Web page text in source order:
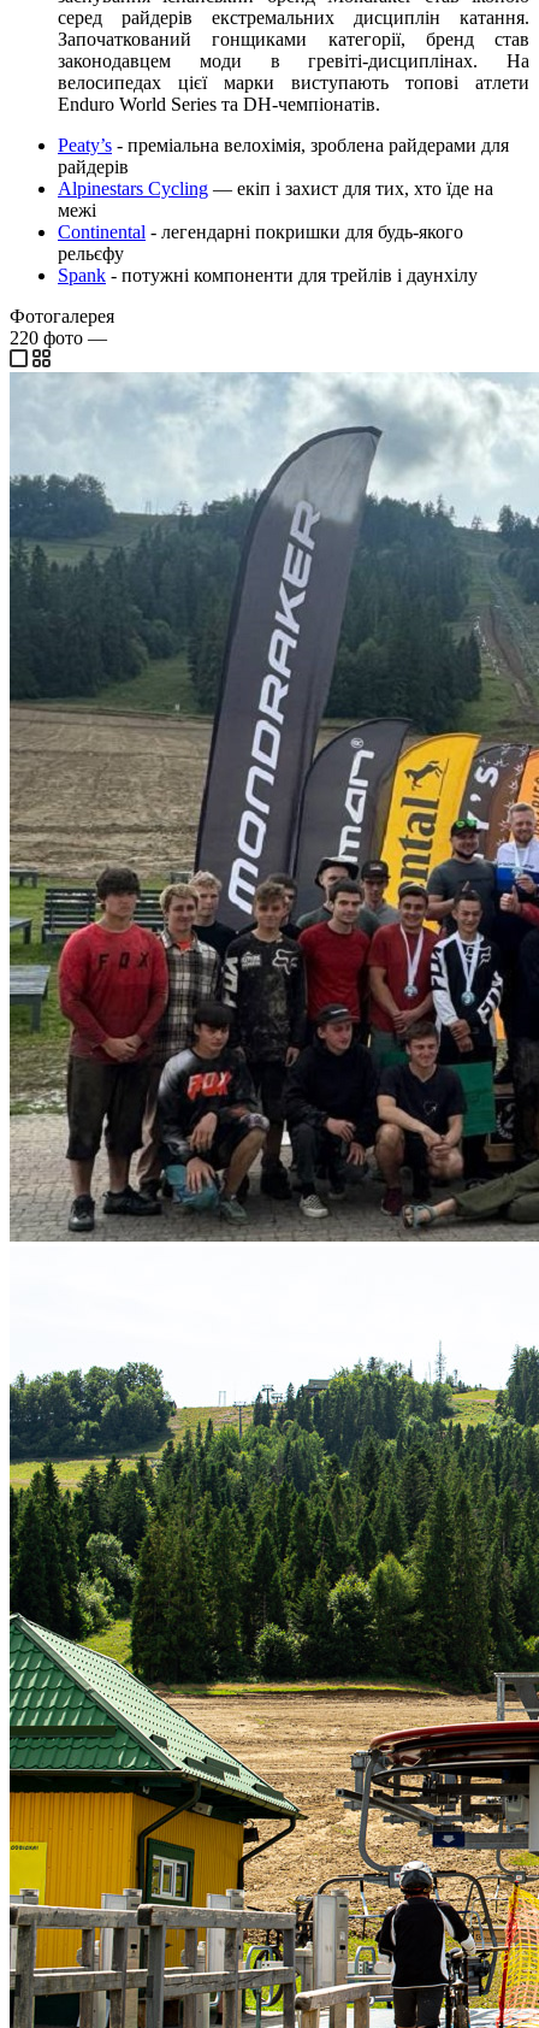
серед райдерів екстремальних дисциплін катання.
Започаткований гонщиками категорії, бренд став
законодавцем моди в гревіті-дисциплінах. На
велосипедах цієї марки виступають топові атлети
Enduro World Series та DH-чемпіонатів.
Peaty’s - преміальна велохімія, зроблена райдерами для
райдерів
Alpinestars Cycling — екіп і захист для тих, хто їде на
межі
Continental - легендарні покришки для будь-якого
рельєфу
Spank - потужні компоненти для трейлів і даунхілу
Фотогалерея
220 фото —